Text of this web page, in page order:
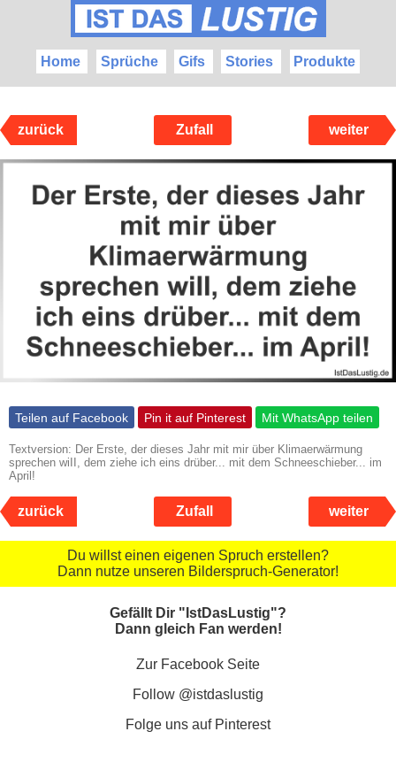
Home Sprüche Gifs Stories Produkte
zurück Zufall weiter
Teilen auf Facebook Pin it auf Pinterest Mit WhatsApp teilen
Textversion: Der Erste, der dieses Jahr mit mir über Klimaerwärmung
sprechen wiII, dem ziehe ich eins drüber... mit dem Schneeschieber... im
April!
zurück Zufall weiter
Du willst einen eigenen Spruch erstellen?
Dann nutze unseren Bilderspruch-Generator!
Gefällt Dir "IstDasLustig"?
Dann gleich Fan werden!
Zur Facebook Seite
Follow @istdaslustig
Folge uns auf Pinterest